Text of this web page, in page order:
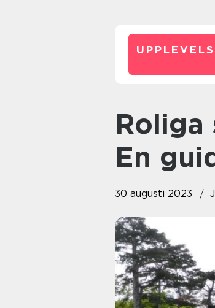
Roliga saker att göra i Malmö:
En
30 augusti 2023